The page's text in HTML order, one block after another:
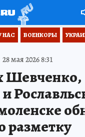
НАС ВОЕНКОРЫ
28 мая 2026 8:31
Шевченко,